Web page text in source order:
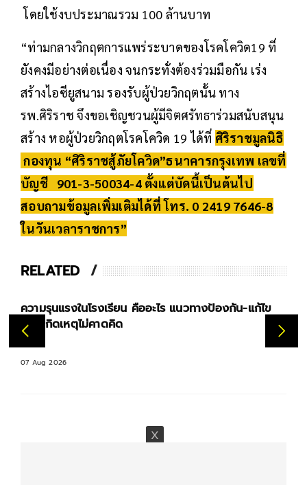
โดยใช้งบประมาณรวม 100 ล้านบาท
“ท่ามกลางวิกฤตการแพร่ระบาดของโรคโควิด19 ที่
ยังคงมีอย่างต่อเนื่อง จนกระทั่งต้องร่วมมือกัน เร่ง
สร้างไอซียูสนาม รองรับผู้ป่วยวิกฤตนั้น ทาง
รพ.ศิริราช จึงขอเชิญชวนผู้มีจิตศรัทธาร่วมสนับสนุน
สร้าง หอผู้ป่วยวิกฤตโรคโควิด 19 ได้ที่ ศิริราชมูลนิธิ
กองทุน “ศิริราชสู้ภัยโควิด”ธนาคารกรุงเทพ เลขที่
บัญชี 901-3-50034-4 ตั้งแต่บัดนี้เป็นต้นไป
สอบถามข้อมูลเพิ่มเติมได้ที่ โทร. 0 2419 7646-8
ในวันเวลาราชการ”
RELATED
ความรุนแรงในโรงเรียน คืออะไร แนวทางป้องกัน-แก้ไข
ก่อนเกิดเหตุไม่คาดคิด
07 Aug 2026